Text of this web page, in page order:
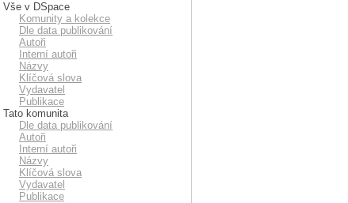
Vše v DSpace
Komunity a kolekce
Dle data publikování
Autoři
Interní autoři
Názvy
Klíčová slova
Vydavatel
Publikace
Tato komunita
Dle data publikování
Autoři
Interní autoři
Názvy
Klíčová slova
Vydavatel
Publikace